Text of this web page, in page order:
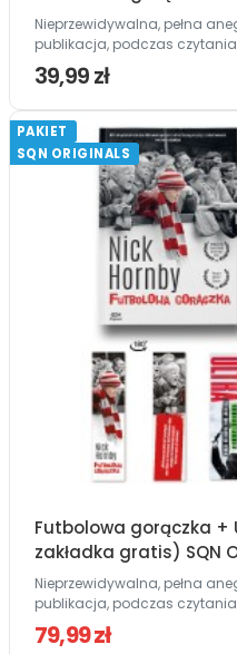
Nieprzewidywalna, pełna
publikacja, podczas czytania
39,99 zł
PAKIET
SQN ORIGINALS
Futbolowa gorączka +
zakładka gratis) SQN
Nieprzewidywalna, pełna
publikacja, podczas czytania
79,99 zł